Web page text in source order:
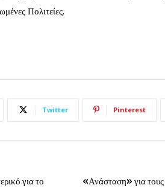
Πολιτείες.
Twitter Pinterest
για το
«Ανάσταση» για